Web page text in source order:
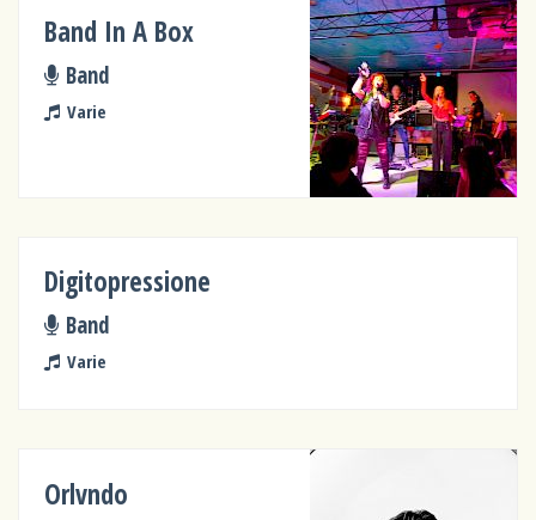
Band In A Box
Band
Varie
Digitopressione
Band
Varie
Orlvndo